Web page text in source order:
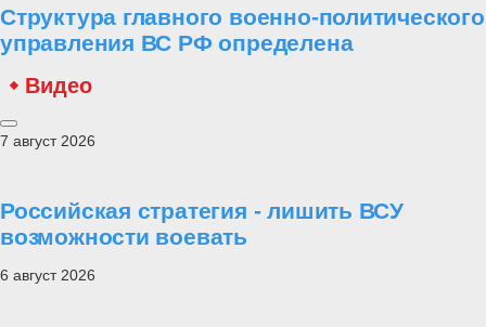
Структура главного военно-политического
управления ВС РФ определена
Видео
7 август 2026
Российская стратегия - лишить ВСУ
возможности воевать
6 август 2026